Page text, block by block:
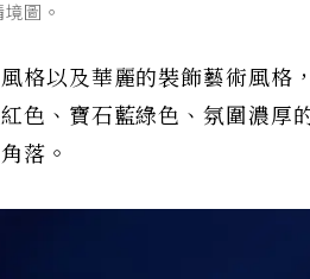
圖。
格以及華麗的裝飾藝術風格
色、寶石藍綠色、氛圍濃
落。